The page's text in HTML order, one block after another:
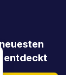
entdeckt